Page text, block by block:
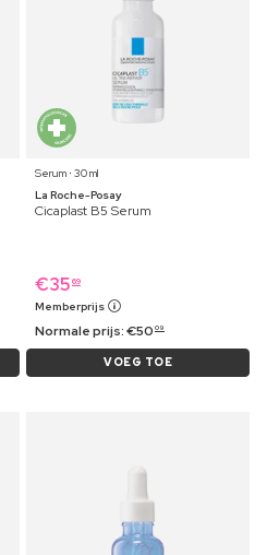
Serum ⋅ 30 ml
La Roche-Posay
Cicaplast B5 Serum
€35 69
Memberprijs
Normale prijs:€50 09
VOEG TOE